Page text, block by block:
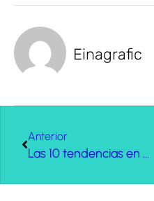
Einagrafic
Anterior
Las 10 tendencias en diseño web para este 2017